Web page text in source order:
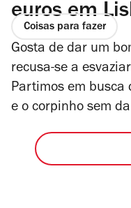
euros em
Coisas para fazer
Gosta de dar um
recusa-se a
Partimos em busca
e o corpinho sem